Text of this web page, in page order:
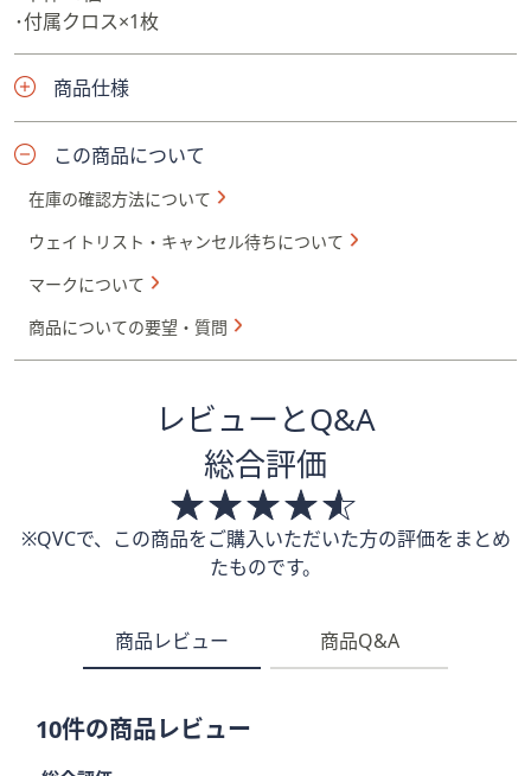
（30×20cm）や、お手持ちのぞうきん、古いタオルもお使
いいただけます
*1)クロスは使用しません
ライバーでネジを締め直してください
*3)全ての菌に効果があるわけではありません
[商品内容]
･本体×1個
この商品について
在庫の確認方法について
ウェイトリスト・キャンセル待ちについて
総合評価